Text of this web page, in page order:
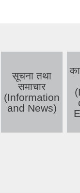
सूचना तथा
समाचार
(Information
and News)